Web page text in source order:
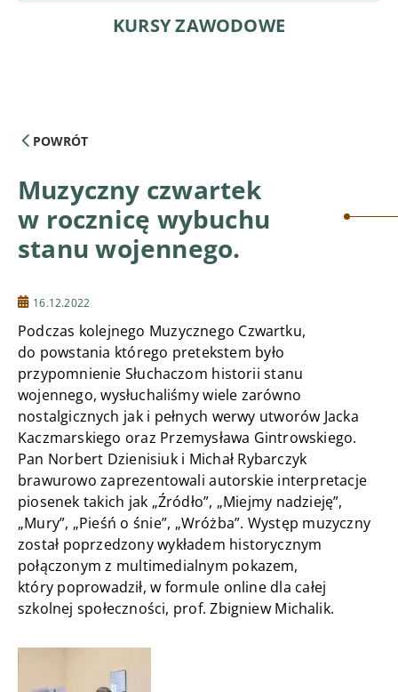
KURSY ZAWODOWE
POWRÓT
Muzyczny czwartek
w rocznicę wybuchu
stanu wojennego.
16.12.2022
Podczas kolejnego Muzycznego Czwartku,
do powstania którego pretekstem było
przypomnienie Słuchaczom historii stanu
wojennego, wysłuchaliśmy wiele zarówno
nostalgicznych jak i pełnych werwy utworów Jacka
Kaczmarskiego oraz Przemysława Gintrowskiego.
Pan Norbert Dzienisiuk i Michał Rybarczyk
brawurowo zaprezentowali autorskie interpretacje
piosenek takich jak „Źródło”, „Miejmy nadzieję”,
„Mury”, „Pieśń o śnie”, „Wróżba”. Występ muzyczny
został poprzedzony wykładem historycznym
połączonym z multimedialnym pokazem,
który poprowadził, w formule online dla całej
szkolnej społeczności, prof. Zbigniew Michalik.